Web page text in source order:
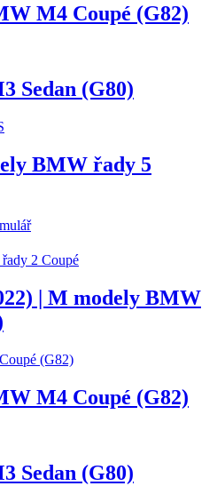
M4 Coupé (G82)
Sedan (G80)
BMW řady 5
| M modely BMW
M4 Coupé (G82)
Sedan (G80)